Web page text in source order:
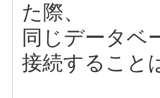
た際、
同じデータベ
接続すること